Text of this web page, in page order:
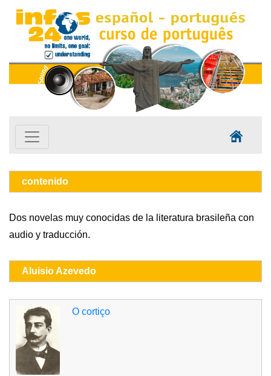
contenido
Dos novelas muy conocidas de la literatura brasileña con
audio y traducción.
Aluisio Azevedo
O cortiço